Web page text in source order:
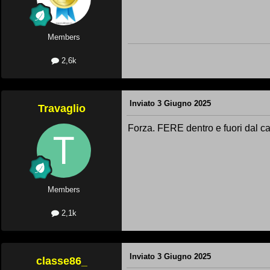
Members
2,6k
Travaglio
Members
2,1k
Inviato 3 Giugno 2025
Forza. FERE dentro e fuori dal
classe86_ Inviato 3 Giugno 2025